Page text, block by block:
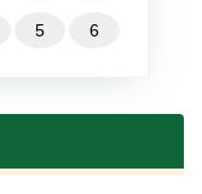
5 6